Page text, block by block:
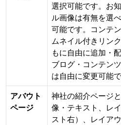
選択可能です。お
ル画像は有無を選
可能です。コンテ
ムネイル付きリン
もに自由に追加・
ブログ・コンテン
は自由に変更可能で
アバウト
ページ
神社の紹介ページ
像・テキスト、レ
スト右）、レイア